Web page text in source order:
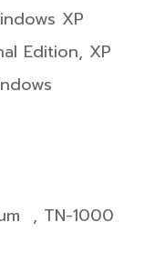
XP
Edition, XP
, TN-1000